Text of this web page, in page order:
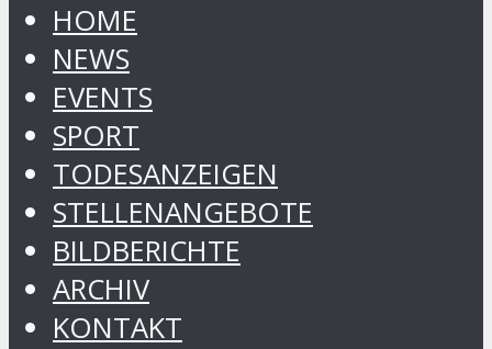
HOME
NEWS
EVENTS
SPORT
TODESANZEIGEN
STELLENANGEBOTE
BILDBERICHTE
ARCHIV
KONTAKT